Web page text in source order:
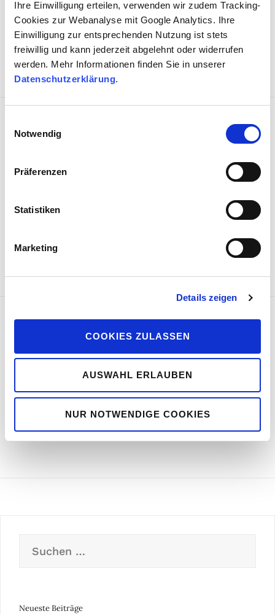
Ihre Einwilligung erteilen, verwenden wir zudem Tracking-
Cookies zur Webanalyse mit Google Analytics. Ihre
Einwilligung zur entsprechenden Nutzung ist stets
freiwillig und kann jederzeit abgelehnt oder widerrufen
werden. Mehr Informationen finden Sie in unserer
Datenschutzerklärung.
Notwendig
Präferenzen
Statistiken
Marketing
Details zeigen
COOKIES ZULASSEN
AUSWAHL ERLAUBEN
NUR NOTWENDIGE COOKIES
Werkvertrag – Keine Ansprüche für
den Besteller und den Unternehmer!
23. SEPTEMBER 2020
„Schlüsselfertig“, „komplett“ oder „je
nach Erfordernis“ – Klauseln, die dem
Bauherrn jedes Risiko abnehmen?
vonHans-Jörg Lemke -
23. SEPTEMBER 2020
Verlust von Gewährleistungsrechten
durch die Abnahme
nach:
Neueste Beiträge